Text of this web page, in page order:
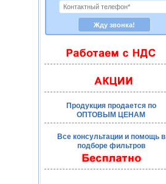
Продукция продается по
ОПТОВЫМ ЦЕНАМ
Все консультации и помощь в
подборе фильтров